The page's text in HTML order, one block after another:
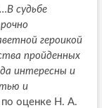
судьбе
героикой
пройденных
интересны и
и
оценке Н. А.